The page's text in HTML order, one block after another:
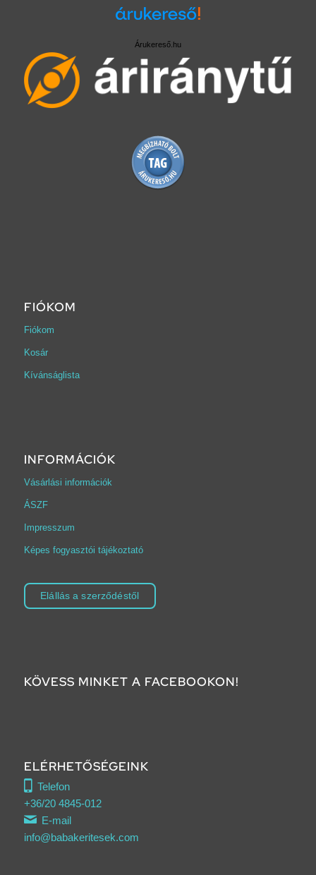
Árukereső.hu
FIÓKOM
Fiókom
Kosár
Kívánságlista
INFORMÁCIÓK
Vásárlási információk
ÁSZF
Impresszum
Képes fogyasztói tájékoztató
Elállás a szerződéstől
KÖVESS MINKET A FACEBOOKON!
ELÉRHETŐSÉGEINK
Telefon
+36/20 4845-012
E-mail
info@babakeritesek.com